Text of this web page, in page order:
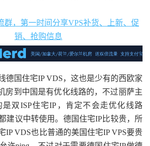
群，第一时间分享VPS补货、上新、促
销、抢购信息
德国住宅IP VDS，这也是少有的西欧家
房到中国是有优化线路的，不过丽萨主
双ISP住宅IP，肯定不会走优化线路
建议中转使用。德国住宅IP比较贵，所
IP VDS也比普通的美国住宅IP VPS要贵